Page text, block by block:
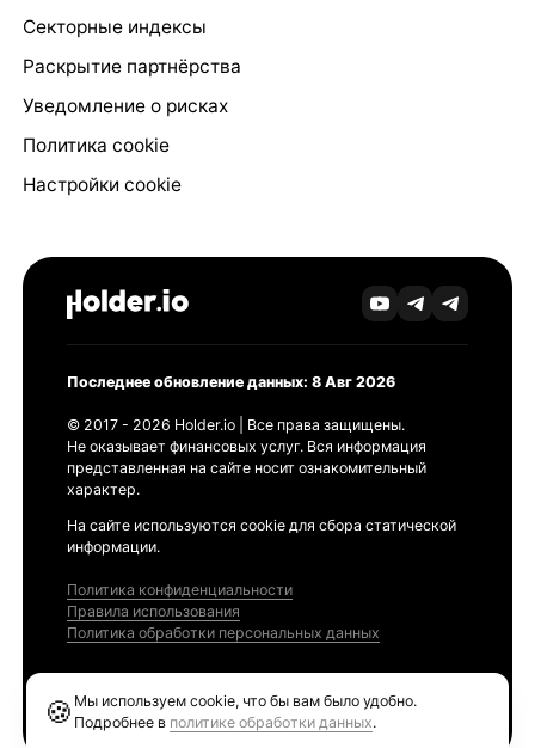
Секторные индексы
Раскрытие партнёрства
Уведомление о рисках
Политика cookie
Настройки cookie
Последнее обновление данных: 8 Авг 2026
© 2017 - 2026 Holder.io | Все права защищены.
Не оказывает финансовых услуг. Вся информация
представленная на сайте носит ознакомительный
характер.
На сайте используются cookie для сбора статической
информации.
Политика конфиденциальности
Правила использования
Политика обработки персональных данных
🍪 Мы используем cookie, что бы вам было удобно.
Подробнее в политике обработки данных.
Ethereum GAS Tracker